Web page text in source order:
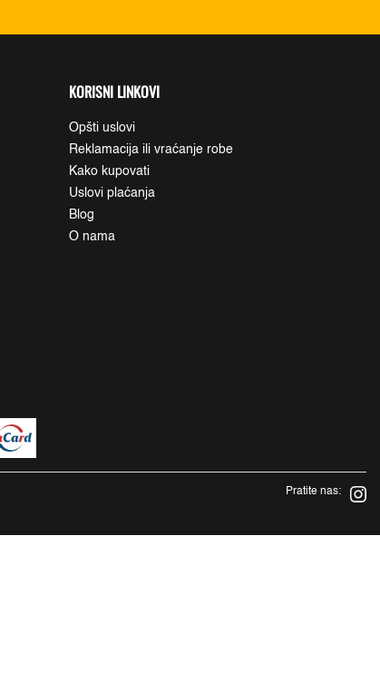
KORISNI LINKOVI
Opšti uslovi
Reklamacija ili vraćanje robe
Kako kupovati
Uslovi plaćanja
Blog
O nama
Pratite nas: